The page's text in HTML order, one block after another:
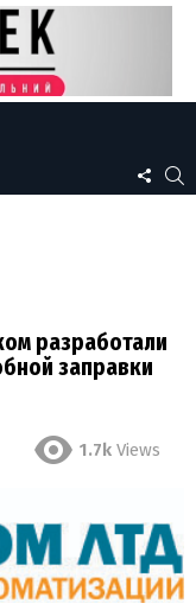
US
разработали
заправки
1.7k Views